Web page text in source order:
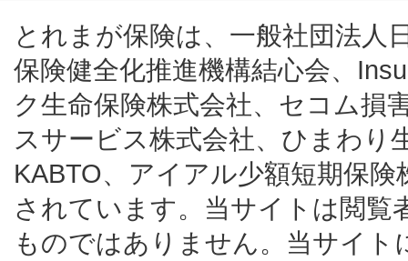
とれまが保険は、一般社団法人
保険健全化推進機構結心会、
ク生命保険株式会社、セコム損
スサービス株式会社、ひまわり
KABTO、アイアル少額短期保
されています。当サイトは閲覧
ものではありません。当サイ